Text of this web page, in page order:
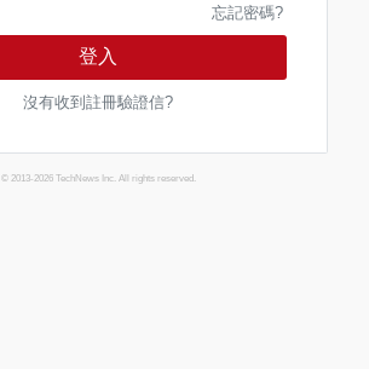
忘記密碼?
登入
沒有收到註冊驗證信?
© 2013-2026 TechNews Inc. All rights reserved.